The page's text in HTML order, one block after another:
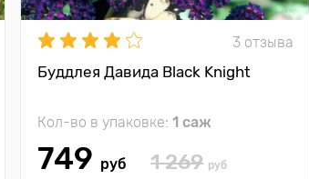
3 отзыва
Буддлея Давида Black Knight
Кол-во в упаковке:1 саж
749 руб 1 269 руб